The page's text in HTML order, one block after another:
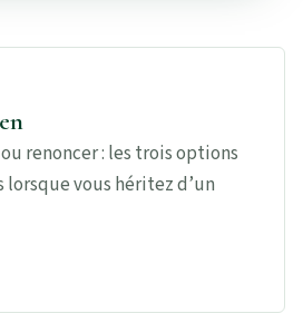
renoncer : les trois options
lorsque vous héritez d’un